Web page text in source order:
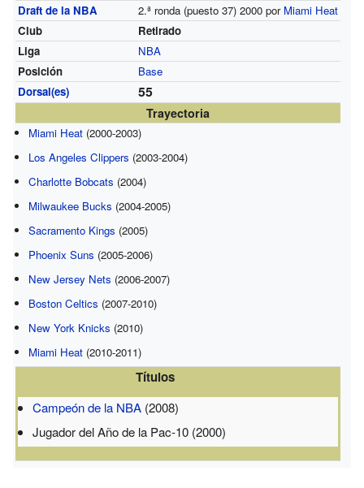
Draft de la NBA 2.ª ronda (puesto 37) 2000 por Miami Heat
Club
Retirado
Liga
NBA
Posición
Base
Dorsal(es)
55
Trayectoria
Miami Heat (2000-2003)
Los Angeles Clippers (2003-2004)
Charlotte Bobcats (2004)
Milwaukee Bucks (2004-2005)
Sacramento Kings (2005)
Phoenix Suns (2005-2006)
New Jersey Nets (2006-2007)
Boston Celtics (2007-2010)
New York Knicks (2010)
Miami Heat (2010-2011)
Títulos
Campeón de la NBA (2008)
Jugador del Año de la Pac-10 (2000)